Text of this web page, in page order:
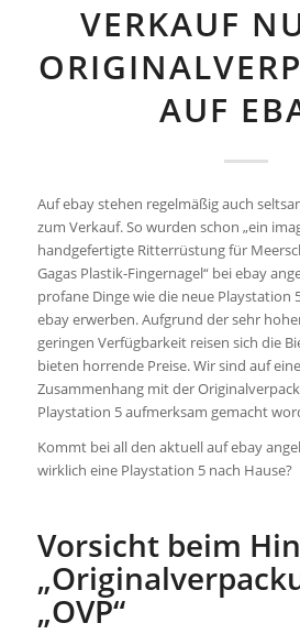
VERKAUF
AUF
Auf ebay stehen regelmäßig auch
zum Verkauf. So wurden schon „ein
handgefertigte Ritterrüstung für
Gagas Plastik-Fingernagel“ bei ebay
profane Dinge wie die neue Playstation
ebay erwerben. Aufgrund der sehr
geringen Verfügbarkeit reisen sich die
bieten horrende Preise. Wir sind auf
Zusammenhang mit der
Playstation 5 aufmerksam gemacht
Kommt bei all den aktuell auf ebay
wirklich eine Playstation 5 nach Hause?
Vorsicht beim
„OVP“